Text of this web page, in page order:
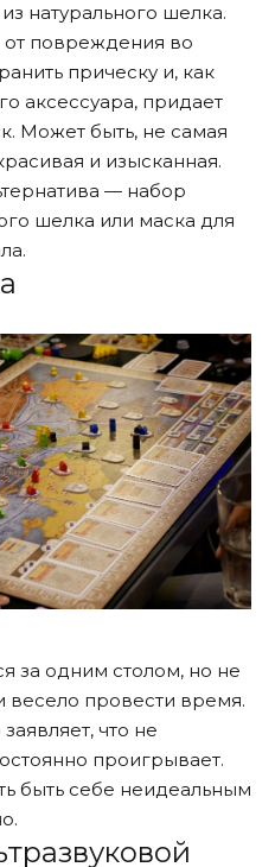
натурального шелка.
повреждения во
прическу и, как
аксессуара, придает
Может быть, не самая
и изысканная.
— набор
шелка или маска для
за одним столом, но не
весело провести время.
что не
проигрывает.
быть себе неидеальным